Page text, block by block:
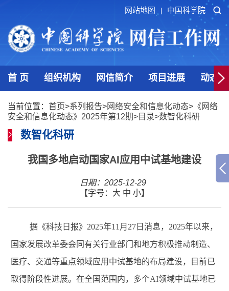
网站地图 中国科学院
首 页 组织机构 网信简介 项目进展 动态
当前位置： 首页>系列报告>网络安全和信息化动态> 《网络
安全和信息化动态》2025年第12期>目录>数智化科研
数智化科研
我国多地启动国家AI应用中试基地建设
日期：2025-12-29
【字号： 大 中 小】
据《科技日报》 2025年11 月 27 日消息， 2025年以来，
国家发展改革委会同有关行业部门和地方积极推动制造、
医疗、交通等重点领域应用中试基地的布局建设，目前已
取得阶段性进展。在全国范围内，多个AI领域中试基地已